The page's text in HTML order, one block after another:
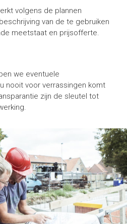
volgens de plannen
van de te gebruiken
meetstaat en prijsofferte.
we eventuele
nooit voor verrassingen komt
zijn de sleutel tot